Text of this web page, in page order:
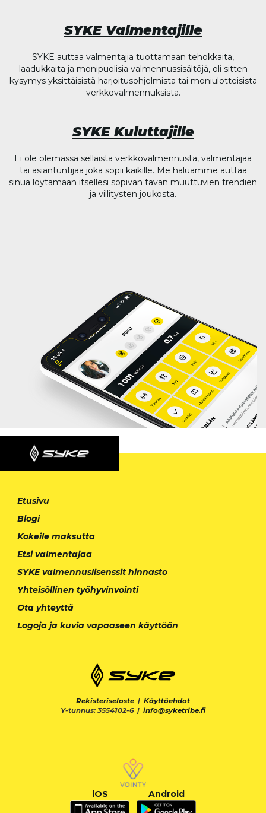
SYKE Valmentajille
SYKE auttaa valmentajia tuottamaan tehokkaita,
laadukkaita ja monipuolisia valmennussisältöjä, oli sitten
kysymys yksittäisistä harjoitusohjelmista tai moniulotteisista
verkkovalmennuksista.
SYKE Kuluttajille
Ei ole olemassa sellaista verkkovalmennusta, valmentajaa
tai asiantuntijaa joka sopii kaikille. Me haluamme auttaa
sinua löytämään itsellesi sopivan tavan muuttuvien trendien
ja villitysten joukosta.
Etusivu
Blogi
Kokeile maksutta
Etsi valmentajaa
SYKE valmennuslisenssit hinnasto
Yhteisöllinen työhyvinvointi
Ota yhteyttä
Logoja ja kuvia vapaaseen käyttöön
Rekisteriseloste | Käyttöehdot
Y-tunnus: 3554102-6 | info@syketribe.fi
iOS Android